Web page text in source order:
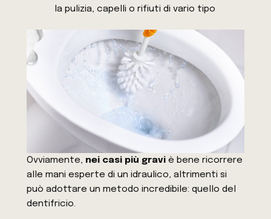
la pulizia, capelli o rifiuti di vario tipo
Ovviamente, nei casi più gravi è bene ricorrere
alle mani esperte di un idraulico, altrimenti si
può adottare un metodo incredibile: quello del
dentifricio.